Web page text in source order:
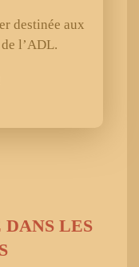
destinée aux
l’ADL.
DANS LES